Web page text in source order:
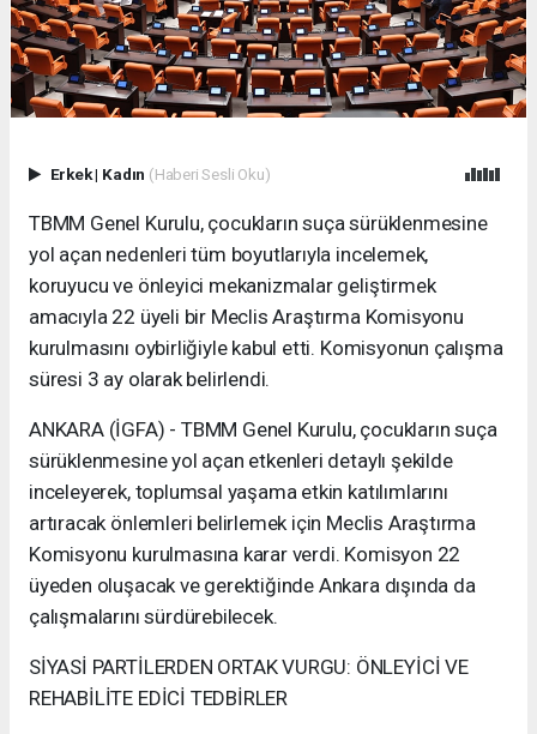
Erkek| Kadın (Haberi Sesli Oku)
TBMM Genel Kurulu, çocukların suça sürüklenmesine
yol açan nedenleri tüm boyutlarıyla incelemek,
koruyucu ve önleyici mekanizmalar geliştirmek
amacıyla 22 üyeli bir Meclis Araştırma Komisyonu
kurulmasını oybirliğiyle kabul etti. Komisyonun çalışma
süresi 3 ay olarak belirlendi.
ANKARA (İGFA) - TBMM Genel Kurulu, çocukların suça
sürüklenmesine yol açan etkenleri detaylı şekilde
inceleyerek, toplumsal yaşama etkin katılımlarını
artıracak önlemleri belirlemek için Meclis Araştırma
Komisyonu kurulmasına karar verdi. Komisyon 22
üyeden oluşacak ve gerektiğinde Ankara dışında da
çalışmalarını sürdürebilecek.
SİYASİ PARTİLERDEN ORTAK VURGU: ÖNLEYİCİ VE
REHABİLİTE EDİCİ TEDBİRLER